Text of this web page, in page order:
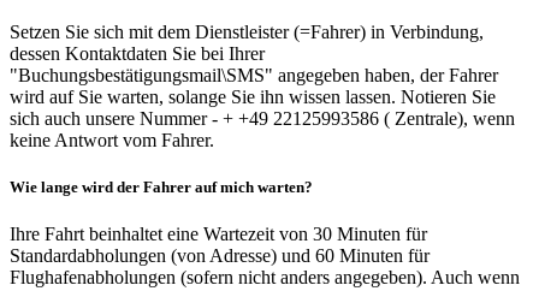
Setzen Sie sich mit dem Dienstleister (=Fahrer) in Verbindung,
dessen Kontaktdaten Sie bei Ihrer
"Buchungsbestätigungsmail\SMS" angegeben haben, der Fahrer
wird auf Sie warten, solange Sie ihn wissen lassen. Notieren Sie
sich auch unsere Nummer - + +49 22125993586 ( Zentrale), wenn
keine Antwort vom Fahrer.
Wie lange wird der Fahrer auf mich warten?
Ihre Fahrt beinhaltet eine Wartezeit von 30 Minuten für
Standardabholungen (von Adresse) und 60 Minuten für
Flughafenabholungen (sofern nicht anders angegeben). Auch wenn